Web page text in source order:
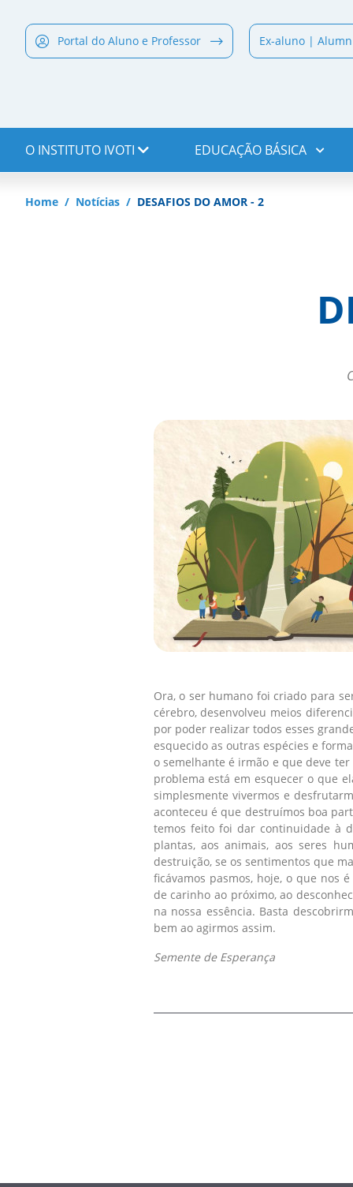
Portal do Aluno e Professor Ex-aluno |
O INSTITUTO IVOTI EDUCAÇÃO BÁSICA
Home Notícias DESAFIOS DO AMOR - 2
Ora, o ser humano foi criado para
cérebro, desenvolveu meios
por poder realizar todos esses
esquecido as outras espécies e
o semelhante é irmão e que deve
problema está em esquecer o que
simplesmente vivermos e
aconteceu é que destruímos boa
temos feito foi dar continuidade à
plantas, aos animais, aos seres
destruição, se os sentimentos que
ficávamos pasmos, hoje, o que nos
de carinho ao próximo, ao
na nossa essência. Basta
bem ao agirmos assim.
Semente de Esperança